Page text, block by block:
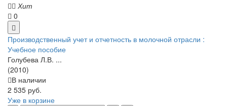
Хит
0
Производственный учет и отчетность в молочной отрасли :
Учебное пособие
Голубева Л.В. ...
(2010)
В наличии
2 535 руб.
Уже в корзине